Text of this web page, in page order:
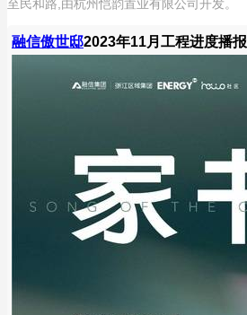
至民和路,由杭州恺韵置业有限公司开发。
融信傲世邸2023年11月工程进度播报